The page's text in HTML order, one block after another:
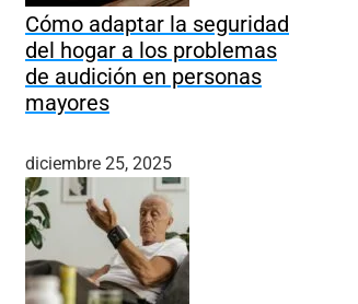
Cómo adaptar la seguridad
del hogar a los problemas
de audición en personas
mayores
diciembre 25, 2025